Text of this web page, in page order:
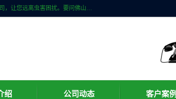
佛山儒创有害生物防治有限公司是一家佛山南海区杀虫公司、佛山除四害公司、佛山灭白蚁公司、佛山白蚁防治公司，让您远离虫害困扰。要问佛山白蚁防治哪家好？佛山儒创有害生物防治有限公司全佛山、广州，正规公司，上门勘查，可靠，售后有保障。
绍 公司动态 客户案例